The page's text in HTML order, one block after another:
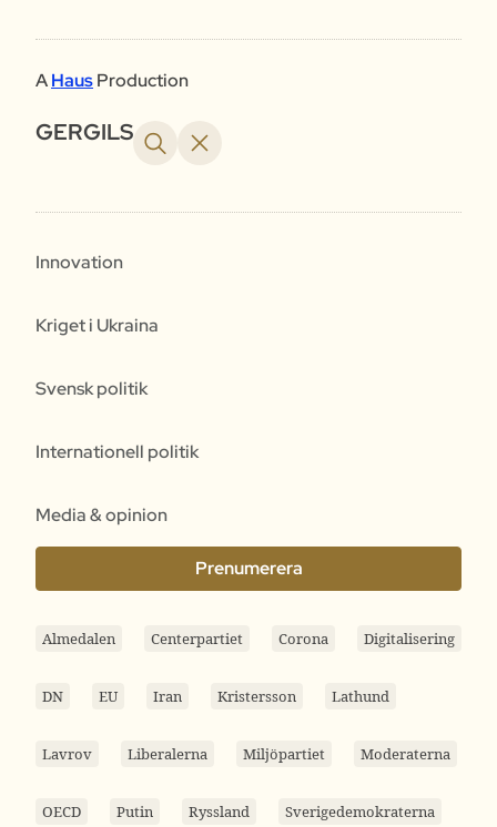
AHausProduction
GERGILS
Innovation
Kriget i Ukraina
Svensk politik
Internationell politik
Media & opinion
Prenumerera
Almedalen Centerpartiet Corona Digitalisering
DN EU Iran Kristersson Lathund
Lavrov Liberalerna Miljöpartiet Moderaterna
OECD Putin Ryssland Sverigedemokraterna